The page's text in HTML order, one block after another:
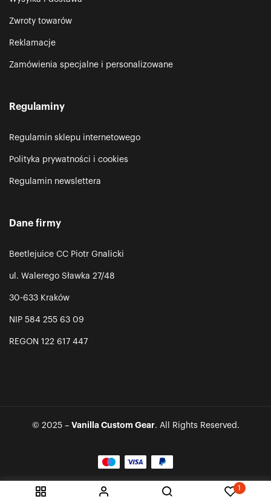
1
Zwroty towarów
Reklamacje
Zamówienia specjalne i personalizowane
Regulaminy
Regulamin sklepu internetowego
Polityka prywatności i cookies
Regulamin newslettera
Dane firmy
Beetlejuice CC Piotr Gnalicki
ul. Walerego Sławka 27/48
30-633 Kraków
NIP 584 255 63 09
REGON 122 617 447
© 2025 – Vanilla Custom Gear. All Rights Reserved.